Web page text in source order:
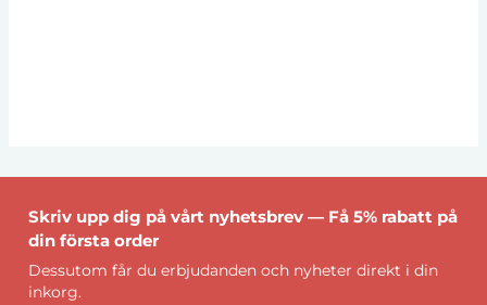
Skriv upp dig på vårt nyhetsbrev — Få 5% rabatt på
din första order
Dessutom får du erbjudanden och nyheter direkt i din
inkorg.